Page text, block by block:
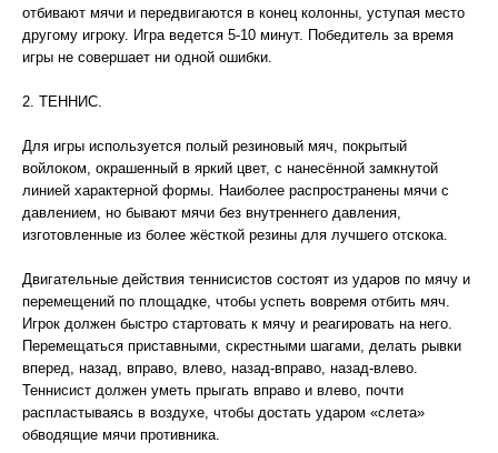
отбивают мячи и передвигаются в конец колонны, уступая место
другому игроку. Игра ведется 5-10 минут. Победитель за время
игры не совершает ни одной ошибки.
2. ТЕННИС.
Для игры используется полый резиновый мяч, покрытый
войлоком, окрашенный в яркий цвет, с нанесённой замкнутой
линией характерной формы. Наиболее распространены мячи с
давлением, но бывают мячи без внутреннего давления,
изготовленные из более жёсткой резины для лучшего отскока.
Двигательные действия теннисистов состоят из ударов по мячу и
перемещений по площадке, чтобы успеть вовремя отбить мяч.
Игрок должен быстро стартовать к мячу и реагировать на него.
Перемещаться приставными, скрестными шагами, делать рывки
вперед, назад, вправо, влево, назад-вправо, назад-влево.
Теннисист должен уметь прыгать вправо и влево, почти
распластываясь в воздухе, чтобы достать ударом «слета»
обводящие мячи противника.